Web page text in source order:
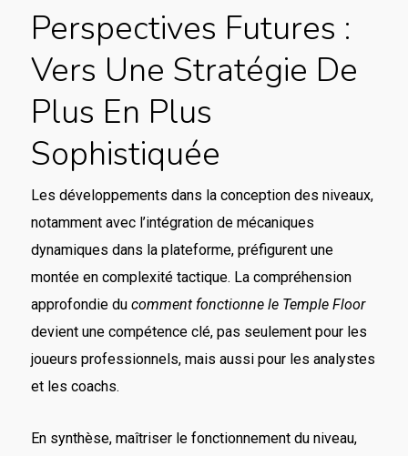
Perspectives Futures :
Vers Une Stratégie De
Plus En Plus
Sophistiquée
Les développements dans la conception des niveaux,
notamment avec l’intégration de mécaniques
dynamiques dans la plateforme, préfigurent une
montée en complexité tactique. La compréhension
approfondie du comment fonctionne le Temple Floor
devient une compétence clé, pas seulement pour les
joueurs professionnels, mais aussi pour les analystes
et les coachs.
En synthèse, maîtriser le fonctionnement du niveau,